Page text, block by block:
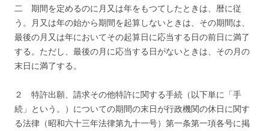
二 期間を定めるのに月又は年をもつてしたときは、暦に従
う。月又は年の始から期間を起算しないときは、その期間は、
最後の月又は年においてその起算日に応当する日の前日に満了
する。ただし、最後の月に応当する日がないときは、その月の
末日に満了する。
２ 特許出願、請求その他特許に関する手続（以下単に「手
続」という。）についての期間の末日が行政機関の休日に関す
る法律（昭和六十三年法律第九十一号）第一条第一項各号に掲